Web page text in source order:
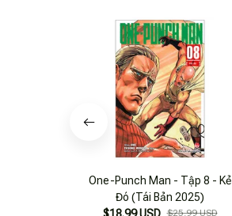
One-Punch Man - Tập 8 - Kẻ
Đó (Tái Bản 2025)
$25.99 USD